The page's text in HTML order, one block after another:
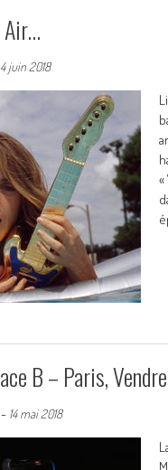
Air…
4 juin 2018
B – Paris,
- 14 mai 2018